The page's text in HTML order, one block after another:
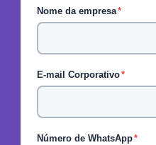
Nome da empresa*
E-mail Corporativo*
Número de WhatsApp*